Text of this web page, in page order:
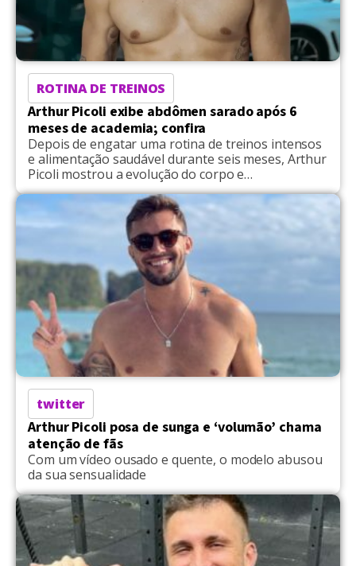
ROTINA DE TREINOS
Arthur Picoli exibe abdômen sarado após 6
meses de academia; confira
Depois de engatar uma rotina de treinos intensos
e alimentação saudável durante seis meses, Arthur
Picoli mostrou a evolução do corpo e
impressionou os seguidores nas redes sociais. O
ex-BBB compartilhou sua jornada de
transformação no Instagram. Arthur começou com
um vídeo do antes mostrando uma barriga
saliente num corpo comum e volta com o […]
twitter
Arthur Picoli posa de sunga e ‘volumão’ chama
atenção de fãs
Com um vídeo ousado e quente, o modelo abusou
da sua sensualidade